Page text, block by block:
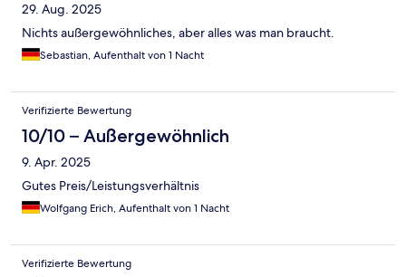
29. Aug. 2025
Nichts außergewöhnliches, aber alles was man braucht.
Sebastian, Aufenthalt von 1 Nacht
Verifizierte Bewertung
10/10 – Außergewöhnlich
9. Apr. 2025
Gutes Preis/Leistungsverhältnis
Wolfgang Erich, Aufenthalt von 1 Nacht
Verifizierte Bewertung